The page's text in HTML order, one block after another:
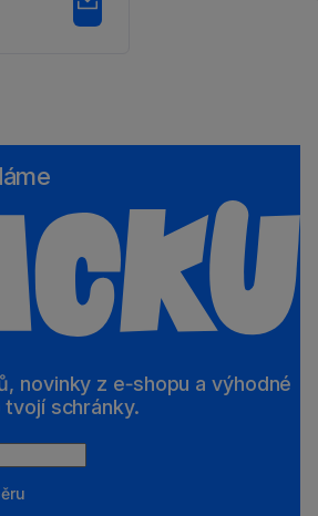
Stáhnout
novinky z e‑shopu a výhodné
schránky.